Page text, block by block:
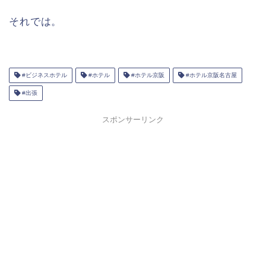
それでは。
#ビジネスホテル #ホテル #ホテル京阪 #ホテル京阪名古屋
#出張
スポンサーリンク